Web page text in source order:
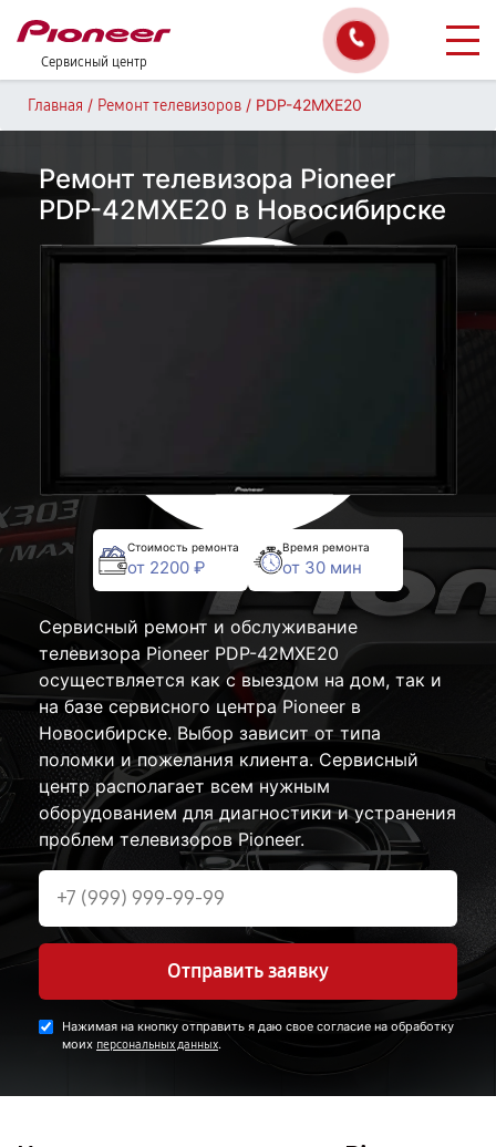
Сервисный центр
Главная / Ремонт телевизоров / PDP-42MXE20
Ремонт телевизора Pioneer
PDP-42MXE20 в Новосибирске
Стоимость ремонта
от 2200 ₽
Время ремонта
от 30 мин
Сервисный ремонт и обслуживание
телевизора Pioneer PDP-42MXE20
осуществляется как с выездом на дом, так и
на базе сервисного центра Pioneer в
Новосибирске. Выбор зависит от типа
поломки и пожелания клиента. Сервисный
центр располагает всем нужным
оборудованием для диагностики и устранения
проблем телевизоров Pioneer.
Отправить заявку
Нажимая на кнопку отправить я даю свое согласие на обработку
моих персональных данных.